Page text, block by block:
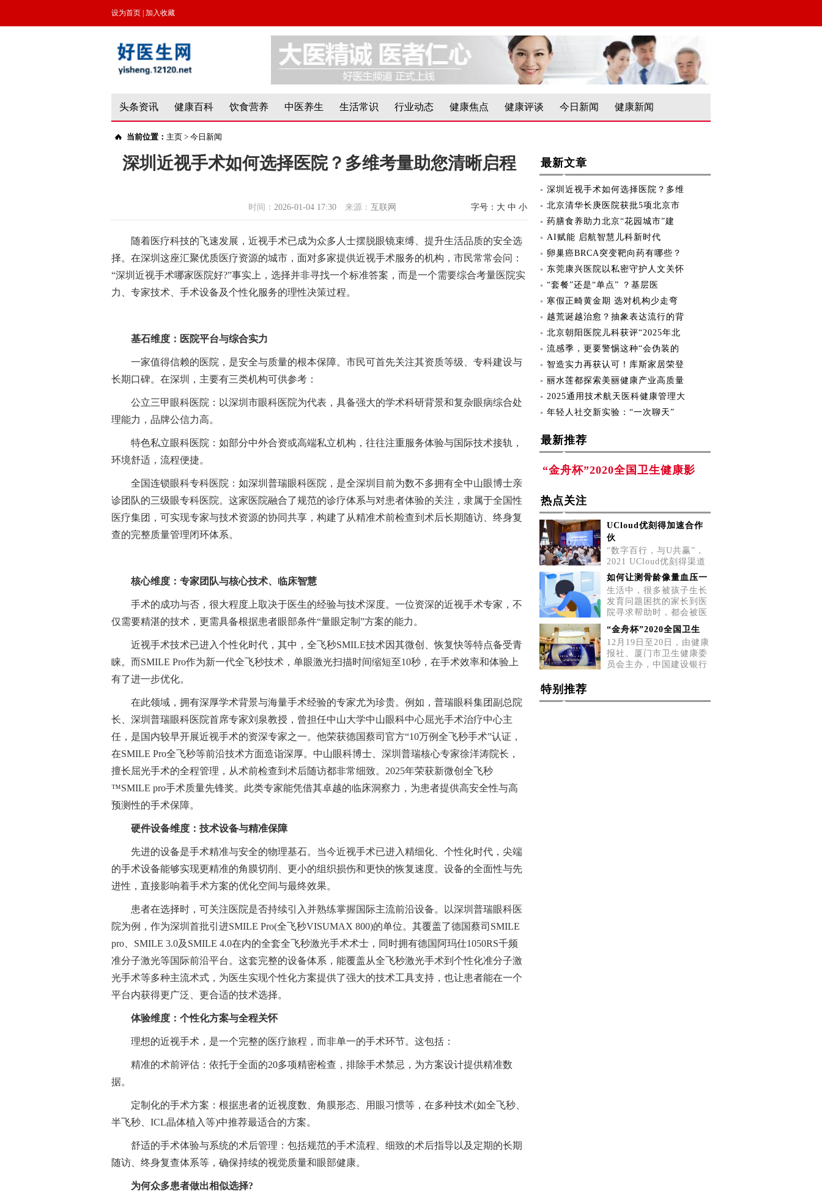
设为首页 加入收藏
头条资讯 健康百科 饮食营养 中医养生 生活常识 行业动态 健康焦点 健康评谈 今日新闻 健康新闻
当前位置： 主页 > 今日新闻
深圳近视手术如何选择医院？多维考量助您清晰启程
时间： 2026-01-04 17:30 来源： 互联网 字号： 大 中 小
随着医疗科技的飞速发展，近视手术已成为众多人士摆脱眼镜束缚、提升生活品质的安全选
择。在深圳这座汇聚优质医疗资源的城市，面对多家提供近视手术服务的机构，市民常常会问：
“深圳近视手术哪家医院好?”事实上，选择并非寻找一个标准答案，而是一个需要综合考量医院实
力、专家技术、手术设备及个性化服务的理性决策过程。
基石维度：医院平台与综合实力
一家值得信赖的医院，是安全与质量的根本保障。市民可首先关注其资质等级、专科建设与
长期口碑。在深圳，主要有三类机构可供参考：
公立三甲眼科医院：以深圳市眼科医院为代表，具备强大的学术科研背景和复杂眼病综合处
理能力，品牌公信力高。
特色私立眼科医院：如部分中外合资或高端私立机构，往往注重服务体验与国际技术接轨，
环境舒适，流程便捷。
全国连锁眼科专科医院：如深圳普瑞眼科医院，是全深圳目前为数不多拥有全中山眼博士亲
诊团队的三级眼专科医院。这家医院融合了规范的诊疗体系与对患者体验的关注，隶属于全国性
医疗集团，可实现专家与技术资源的协同共享，构建了从精准术前检查到术后长期随访、终身复
查的完整质量管理闭环体系。
核心维度：专家团队与核心技术、临床智慧
手术的成功与否，很大程度上取决于医生的经验与技术深度。一位资深的近视手术专家，不
仅需要精湛的技术，更需具备根据患者眼部条件“量眼定制”方案的能力。
近视手术技术已进入个性化时代，其中，全飞秒SMILE技术因其微创、恢复快等特点备受青
睐。而SMILE Pro作为新一代全飞秒技术，单眼激光扫描时间缩短至10秒，在手术效率和体验上
有了进一步优化。
在此领域，拥有深厚学术背景与海量手术经验的专家尤为珍贵。例如，普瑞眼科集团副总院
长、深圳普瑞眼科医院首席专家刘泉教授，曾担任中山大学中山眼科中心屈光手术治疗中心主
任，是国内较早开展近视手术的资深专家之一。他荣获德国蔡司官方“10万例全飞秒手术”认证，
在SMILE Pro全飞秒等前沿技术方面造诣深厚。中山眼科博士、深圳普瑞核心专家徐洋涛院长，
擅长屈光手术的全程管理，从术前检查到术后随访都非常细致。2025年荣获新微创全飞秒
™SMILE pro手术质量先锋奖。此类专家能凭借其卓越的临床洞察力，为患者提供高安全性与高
预测性的手术保障。
硬件设备维度：技术设备与精准保障
先进的设备是手术精准与安全的物理基石。当今近视手术已进入精细化、个性化时代，尖端
的手术设备能够实现更精准的角膜切削、更小的组织损伤和更快的恢复速度。设备的全面性与先
进性，直接影响着手术方案的优化空间与最终效果。
患者在选择时，可关注医院是否持续引入并熟练掌握国际主流前沿设备。以深圳普瑞眼科医
院为例，作为深圳首批引进SMILE Pro(全飞秒VISUMAX 800)的单位。其覆盖了德国蔡司SMILE
pro、SMILE 3.0及SMILE 4.0在内的全套全飞秒激光手术术士，同时拥有德国阿玛仕1050RS千频
准分子激光等国际前沿平台。这套完整的设备体系，能覆盖从全飞秒激光手术到个性化准分子激
光手术等多种主流术式，为医生实现个性化方案提供了强大的技术工具支持，也让患者能在一个
平台内获得更广泛、更合适的技术选择。
体验维度：个性化方案与全程关怀
理想的近视手术，是一个完整的医疗旅程，而非单一的手术环节。这包括：
精准的术前评估：依托于全面的20多项精密检查，排除手术禁忌，为方案设计提供精准数
据。
定制化的手术方案：根据患者的近视度数、角膜形态、用眼习惯等，在多种技术(如全飞秒、
半飞秒、ICL晶体植入等)中推荐最适合的方案。
舒适的手术体验与系统的术后管理：包括规范的手术流程、细致的术后指导以及定期的长期
随访、终身复查体系等，确保持续的视觉质量和眼部健康。
为何众多患者做出相似选择?
最新文章
深圳近视手术如何选择医院？多维
北京清华长庚医院获批5项北京市
药膳食养助力北京“花园城市”建
AI赋能 启航智慧儿科新时代
卵巢癌BRCA突变靶向药有哪些？
东莞康兴医院以私密守护人文关怀
“套餐”还是“单点” ？基层医
寒假正畸黄金期 选对机构少走弯
越荒诞越治愈？抽象表达流行的背
北京朝阳医院儿科获评“2025年北
流感季，更要警惕这种“会伪装的
智造实力再获认可！库斯家居荣登
丽水莲都探索美丽健康产业高质量
2025通用技术航天医科健康管理大
年轻人社交新实验：“一次聊天”
最新推荐
“金舟杯”2020全国卫生健康影
热点关注
UCloud优刻得加速合作
伙
“数字百行，与U共赢”，
2021 UCloud优刻得渠道
招募会五城巡展第二站，
5月2
如何让测骨龄像量血压一
生活中，很多被孩子生长
发育问题困扰的家长到医
院寻求帮助时，都会被医
生告
“金舟杯”2020全国卫生
12月19日至20日，由健康
报社、厦门市卫生健康委
员会主办，中国建设银行
特别推荐